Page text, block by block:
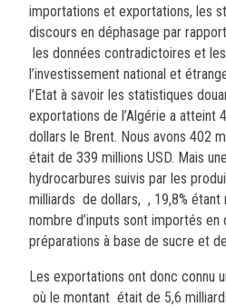
importations et exportations, les
discours en déphasage par
les données contradictoires et
l’investissement national et étra
l’Etat à savoir les statistiques
exportations de l’Algérie a atteint
dollars le Brent. Nous avons 402
était de 339 millions USD. Mais
hydrocarbures suivis par les
milliards de dollars, , 19,8% étant
nombre d’inputs sont importés
préparations à base de sucre et
Les exportations ont donc connu
où le montant était de 5,6